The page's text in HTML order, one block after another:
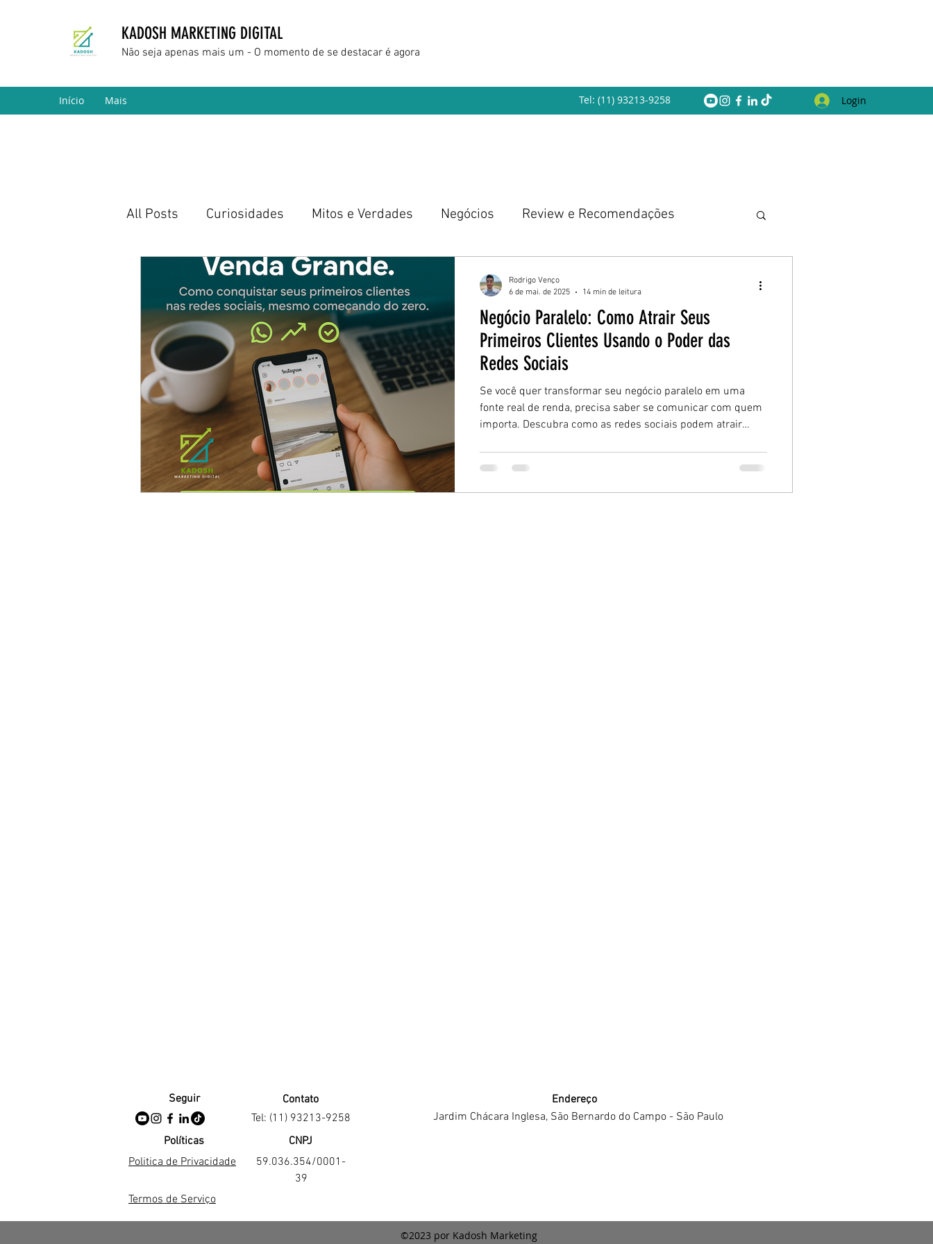
KADOSH MARKETING DIGITAL
Não seja apenas mais um - O momento de se destacar é agora
Início Mais Tel: (11) 93213-9258 Login
All Posts Curiosidades Mitos e Verdades Negócios Review e Recomendações
Marketing Digital Empreendedorismo
Negócio Paralelo: Como Atrair Seus
Primeiros Clientes Usando o Poder das
Redes Sociais
Se você quer transformar seu negócio paralelo em uma
fonte real de renda, precisa saber se comunicar com quem
importa. Descubra como as redes sociais podem atrair
Rodrigo Venço
6 de mai. de 2025
14 min de leitura
Seguir
Políticas
Politica de Privacidade
Contato
Tel: (11) 93213-9258
CNPJ
59.036.354/0001-
39
Endereço
Jardim Chácara Inglesa, São Bernardo do Campo - São Paulo
Termos de Serviço
©2023 por Kadosh Marketing